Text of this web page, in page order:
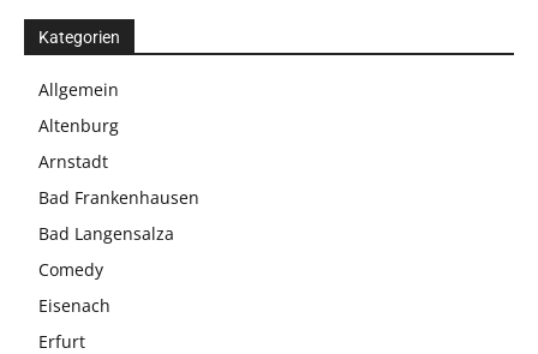
Kategorien
Allgemein
Altenburg
Arnstadt
Bad Frankenhausen
Bad Langensalza
Comedy
Eisenach
Erfurt